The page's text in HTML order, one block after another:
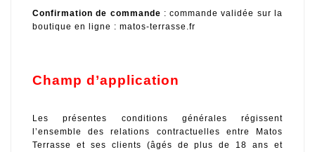
Confirmation de commande : commande validée sur la
boutique en ligne : matos-terrasse.fr
Champ d’application
Les présentes conditions générales régissent
l’ensemble des relations contractuelles entre Matos
Terrasse et ses clients (âgés de plus de 18 ans et